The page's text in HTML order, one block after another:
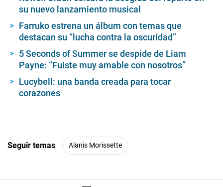
e
n
su nuevo lanzamiento musical
Farruko estrena un álbum con temas que
destacan su “lucha contra la oscuridad”
5 Seconds of Summer se despide de Liam
Payne: “Fuiste muy amable con nosotros”
Lucybell: una banda creada para tocar
corazones
Seguir temas Alanis Morissette